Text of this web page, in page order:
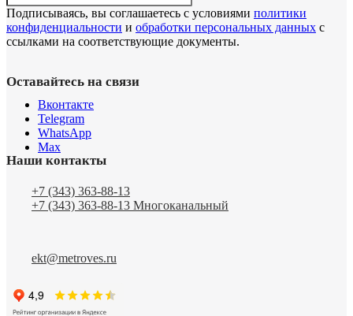
Подписываясь, вы соглашаетесь с условиями политики
конфиденциальности и обработки персональных данных с
ссылками на соответствующие документы.
Оставайтесь на связи
Вконтакте
Telegram
WhatsApp
Max
Наши контакты
+7 (343) 363-88-13
+7 (343) 363-88-13 Многоканальный
ekt@metroves.ru